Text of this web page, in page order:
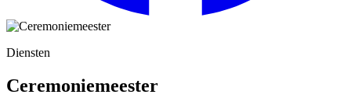
Diensten
Ceremoniemeester